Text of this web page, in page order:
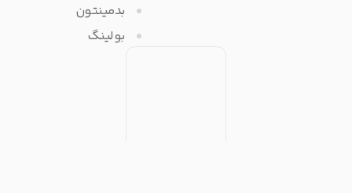
بدمینتون
بولینگ